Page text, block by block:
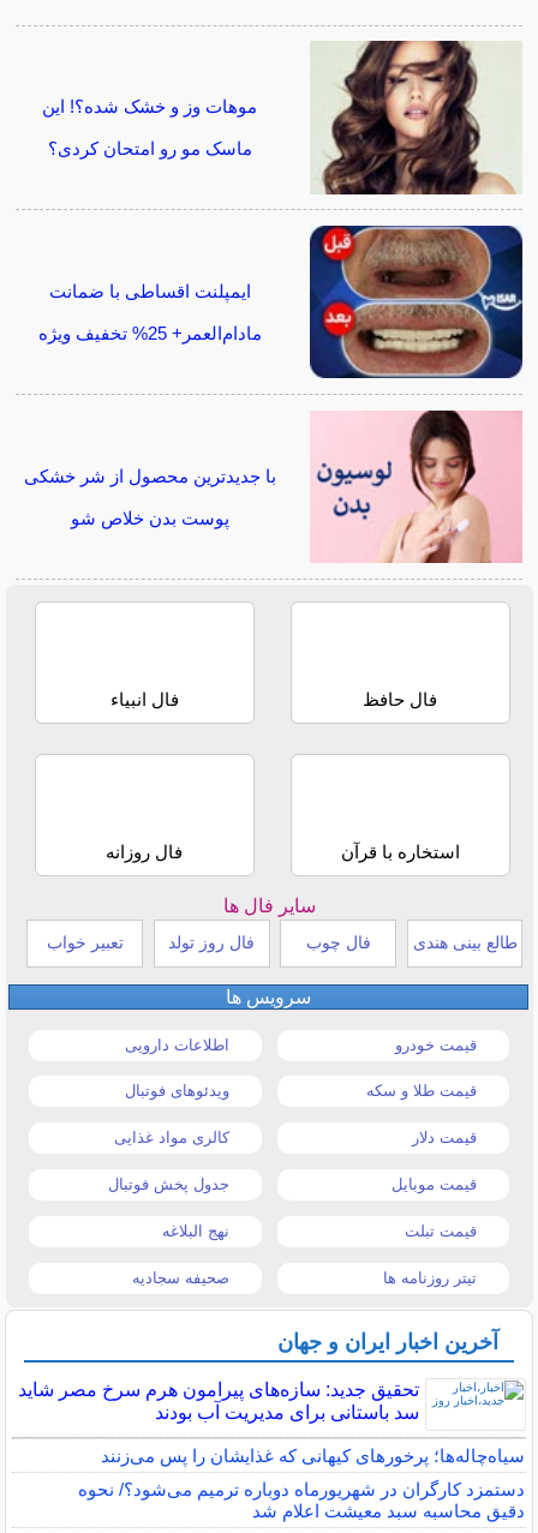
موهات وز و خشک شده؟! این
ماسک مو رو امتحان کردی؟
ایمپلنت اقساطی با ضمانت
مادام‌العمر+ 25% تخفیف ویژه
با جدیدترین محصول از شر خشکی
پوست بدن خلاص شو
فال حافظ فال انبیاء
استخاره با قرآن فال روزانه
سایر فال ها
طالع بینی هندی فال چوب فال روز تولد تعبیر خواب
سرویس ها
قیمت خودرو اطلاعات دارویی
قیمت طلا و سکه ویدئوهای فوتبال
قیمت دلار کالری مواد غذایی
قیمت موبایل جدول پخش فوتبال
قیمت تبلت نهج البلاغه
تیتر روزنامه ها صحیفه سجادیه
آخرین اخبار ایران و جهان
تحقیق جدید: سازه‌های پیرامون هرم سرخ مصر شاید
سد باستانی برای مدیریت آب بودند
سیاه‌چاله‌ها؛ پرخورهای کیهانی که غذایشان را پس می‌زنند
دستمزد کارگران در شهریورماه دوباره ترمیم می‌شود؟/ نحوه
دقیق محاسبه سبد معیشت اعلام شد